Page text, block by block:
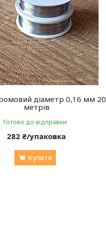
діаметр 0,16 мм 20
метрів
Готово до відправки
282 ₴/упаковка
Купити